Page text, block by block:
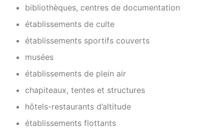
bibliothèques, centres de documentation
établissements de culte
établissements sportifs couverts
musées
établissements de plein air
chapiteaux, tentes et structures
hôtels-restaurants d’altitude
établissements flottants